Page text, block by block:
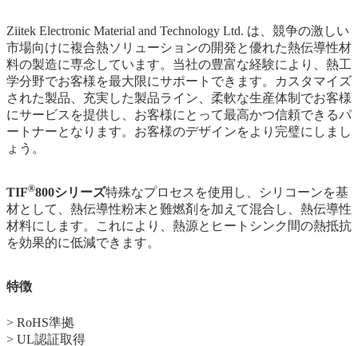
Ziitek Electronic Material and Technology Ltd. は、競争の激しい
市場向けに複合熱ソリューションの開発と優れた熱伝導性材
料の製造に専念しています。当社の豊富な経験により、熱工
学分野でお客様を最大限にサポートできます。カスタマイズ
された製品、充実した製品ライン、柔軟な生産体制でお客様
にサービスを提供し、お客様にとって最高かつ信頼できるパ
ートナーとなります。お客様のデザインをより完璧にしまし
ょう。
TIF®800シリーズ特殊なプロセスを使用し、シリコーンを基
材として、熱伝導性粉末と難燃剤を加えて混合し、熱伝導性
材料にします。これにより、熱源とヒートシンク間の熱抵抗
を効果的に低減できます。
特徴
> RoHS準拠
> UL認証取得